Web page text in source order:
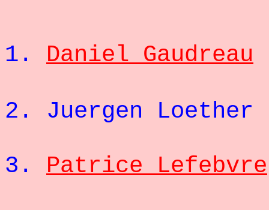
1. Daniel Gaudreau
2. Juergen Loether
3. Patrice Lefebvre